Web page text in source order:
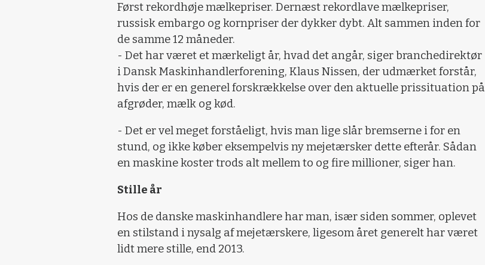
Først rekordhøje mælkepriser. Dernæst rekordlave mælkepriser,
russisk embargo og kornpriser der dykker dybt. Alt sammen inden for
de samme 12 måneder.
- Det har været et mærkeligt år, hvad det angår, siger branchedirektør
i Dansk Maskinhandlerforening, Klaus Nissen, der udmærket forstår,
hvis der er en generel forskrækkelse over den aktuelle prissituation på
afgrøder, mælk og kød.
- Det er vel meget forståeligt, hvis man lige slår bremserne i for en
stund, og ikke køber eksempelvis ny mejetærsker dette efterår. Sådan
en maskine koster trods alt mellem to og fire millioner, siger han.
Stille år
Hos de danske maskinhandlere har man, især siden sommer, oplevet
en stilstand i nysalg af mejetærskere, ligesom året generelt har været
lidt mere stille, end 2013.